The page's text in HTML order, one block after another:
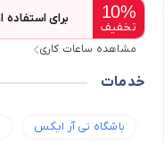
10%
تخفیف
برای
مشاهده ساعات کاری
خدمات
باشگاه تی آر ایکس